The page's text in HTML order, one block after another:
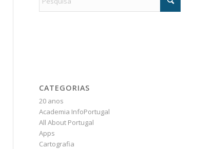
CATEGORIAS
20 anos
Academia InfoPortugal
All About Portugal
Apps
Cartografia